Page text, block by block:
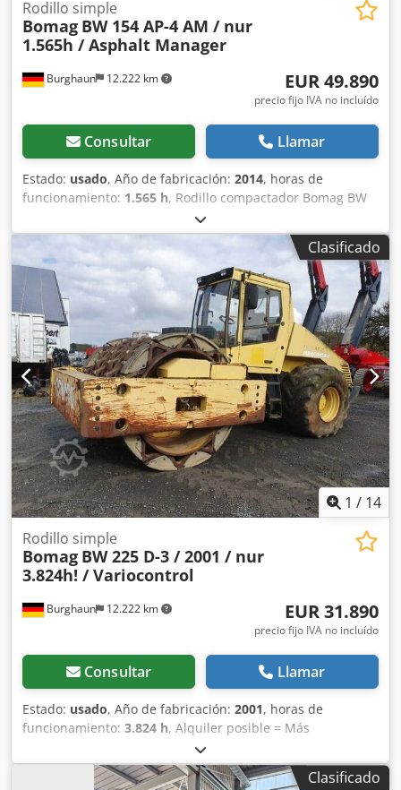
Burghaun 12.222 km
Rodillo simple
Bomag BW 154 AP-4 AM / nur
1.565h / Asphalt Manager
EUR 49.890
precio fijo IVA no incluído
Consultar Llamar
Estado: usado, Año de fabricación: 2014, horas de
funcionamiento: 1.565 h, Rodillo compactador Bomag BW
154 AP-4 AM, año de fabricación: 2014, horas de
funcionamiento: solo 1565 h, motor: Kubota [55,4 kW/75
CV], sistema Asphalt Manager 2, distribuidor de asfalto
Bomag, cortador de asfalto lateral derecho, peso: 7300 kg,
tambor de superficie lisa, buen estado, listo para su uso
inmediato. Si lo desea, le ofrecemos una propuesta de
arrendamiento o financiación. El Sr. Mihm (teléfono: )
estará encantado de atenderle. Encontrará más
información en nuestra página web. Salvo errores y venta
previa. Posibilidad de alquiler. = Más información =
Dcsdpfjzpdh Uex Al Rjk Póngase en contacto con Tobias
Ebert para obtener más información.
Clasificado
1 / 14
Burghaun 12.222 km
Rodillo simple
Bomag BW 225 D-3 / 2001 / nur
3.824h! / Variocontrol
EUR 31.890
precio fijo IVA no incluído
Consultar Llamar
Estado: usado, Año de fabricación: 2001, horas de
funcionamiento: 3.824 h, Alquiler posible = Más
información = Póngase en contacto con Tobias Ebert para
obtener más información. Dcsdpfxszpdhze Al Rjk
Clasificado